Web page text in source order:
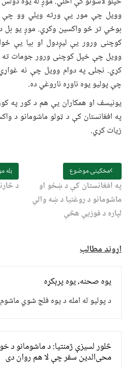
وویل چې مور یې ورته ویلي وو
بوځي تر څو واکسین وکړي. موږ یو بل
کوچنی ورور یې لیږدول او بیا یې
وویل چې خپل کوچنی ورور جومات ته
کړي. نجلۍ په دوام وويل چې نه
چې پوليو يوه ناوړه ناروغي ده.
یونیسف او همکاران یې هم د کور په
په افغانستان کې د ټولو ماشومانو د
زیات کړي.
مخکینۍ موضوع
په افغانستان کې د ښځو او
ماشومانو د روغتیا د ښه والي
لپاره د فوزیې هڅې
بله
د
اړوند مطالب
یوه صحنه، یوه پرېکړه
د پولیو له امله د یوه فلج شوي
څلور لسیزې ژمنتیا: د ماشومانو د
محی‌الدین سفر چې لا هم روان دی